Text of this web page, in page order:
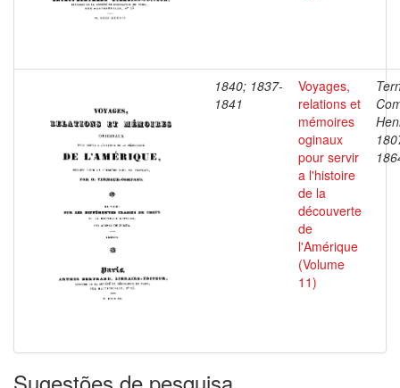
1840; 1837-
1841
Voyages,
relations et
mémoires
oginaux
pour servir
a l'histoire
de la
découverte
de
l'Amérique
(Volume
11)